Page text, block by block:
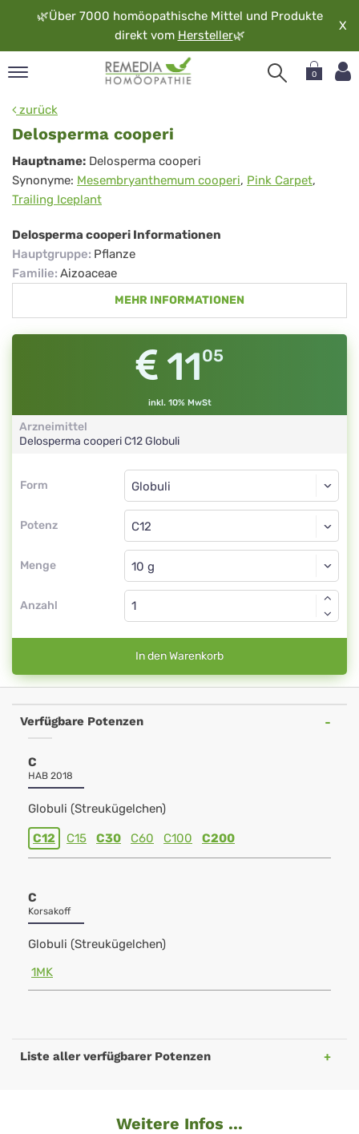
🌿Über 7000 homöopathische Mittel und Produkte
direkt vom Hersteller🌿
X
0
zurück
Delosperma cooperi
Delosperma
cooperi
Hauptname: Delosperma cooperi
Synonyme: Mesembryanthemum cooperi, Pink Carpet,
Trailing Iceplant
Delosperma cooperi Informationen
Hauptgruppe: Pflanze
Familie: Aizoaceae
MEHR INFORMATIONEN
1105
inkl. 10% MwSt
Arzneimittel
Delosperma cooperiC12Globuli
Form
Form
Potenz
Globuli
C12
Menge
Globuli
Anzahl
In den Warenkorb
Verfügbare Potenzen
C
HAB 2018
Globuli (Streukügelchen)
C12 C15 C30 C60 C100 C200
C
Korsakoff
Globuli (Streukügelchen)
1MK
Liste aller verfügbarer Potenzen
Weitere Infos ...